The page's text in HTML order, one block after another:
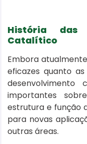
História das
Catalítico
Embora
eficazes quanto
desenvolvimento
importantes
estrutura e função
para novas
outras áreas.